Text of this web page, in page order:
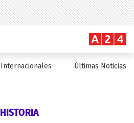
Internacionales Últimas Noticias
HISTORIA